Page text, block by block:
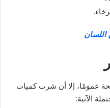
اللسان
عمومًا، إلا أن شرب كميات
الآتية: